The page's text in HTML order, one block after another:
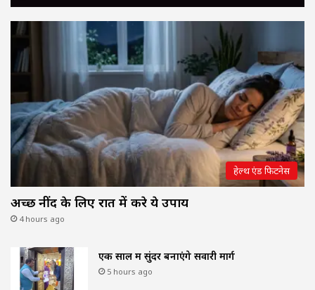
हेल्थ एंड फिटनेस
अच्छी नींद के लिए रात में करे ये उपाय
4 hours ago
एक साल में सुंदर बनाएंगे सवारी मार्ग
5 hours ago